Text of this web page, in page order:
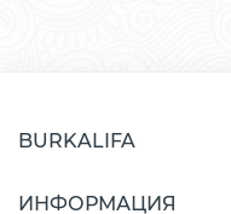
BURKALIFA
ИНФОРМАЦИЯ